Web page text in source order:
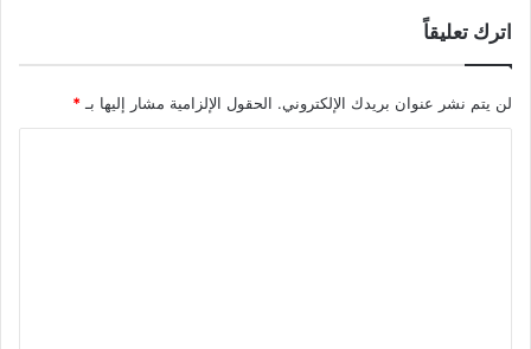
اترك تعليقاً
لن يتم نشر عنوان بريدك الإلكتروني. الحقول الإلزامية مشار إليها بـ*